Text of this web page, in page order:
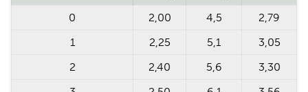
0 2,00 4,5
2,79
1
2,25 5,1
3,05
2
2,40 5,6
3,30